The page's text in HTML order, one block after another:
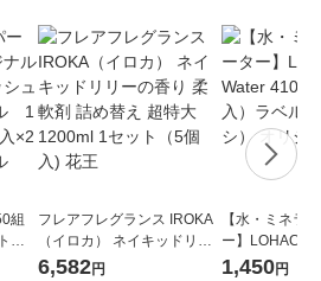
組
パ
オ
フレアフレグランス IROKA
（イロカ） ネイキッドリリ
ーの香り 柔軟剤 詰め替え 超
6,582円
【水・ミネラ
ー】LOHACO
1箱（20本入
1,450円